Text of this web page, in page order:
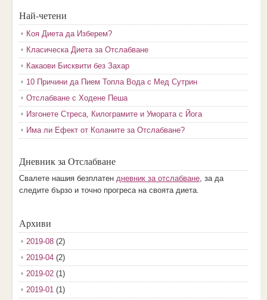
Най-четени
Коя Диета да Изберем?
Класическа Диета за Отслабване
Какаови Бисквити без Захар
10 Причини да Пием Топла Вода с Мед Сутрин
Отслабване с Ходене Пеша
Изгонете Стреса, Килограмите и Умората с Йога
Има ли Ефект от Коланите за Отслабване?
Дневник за Отслабване
Свалете нашия безплатен дневник за отслабване, за да
следите бързо и точно прогреса на своята диета.
Архиви
2019-08(2)
2019-04(2)
2019-02(1)
2019-01(1)